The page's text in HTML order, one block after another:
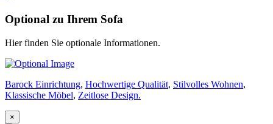
Optional zu Ihrem Sofa
Hier finden Sie optionale Informationen.
Barock Einrichtung, Hochwertige Qualität, Stilvolles Wohnen,
Klassische Möbel, Zeitlose Design.
×